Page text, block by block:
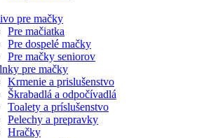
pre mačky
Pre mačiatka
Pre dospelé mačky
Pre mačky seniorov
pre mačky
Krmenie a prislušenstvo
Škrabadlá a odpočívadlá
Toalety а príslušenstvo
Pelechy a prepravky
Hračky